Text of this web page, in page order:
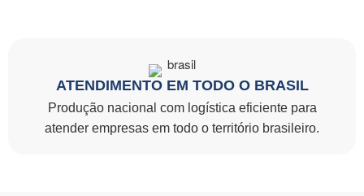
ATENDIMENTO EM TODO O BRASIL
Produção nacional com logística eficiente para
atender empresas em todo o território brasileiro.